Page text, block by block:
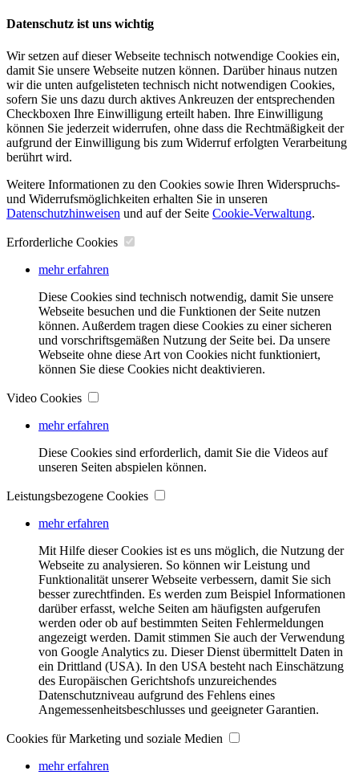
Datenschutz ist uns wichtig
Wir setzen auf dieser Webseite technisch notwendige Cookies ein,
damit Sie unsere Webseite nutzen können. Darüber hinaus nutzen
wir die unten aufgelisteten technisch nicht notwendigen Cookies,
sofern Sie uns dazu durch aktives Ankreuzen der entsprechenden
Checkboxen Ihre Einwilligung erteilt haben. Ihre Einwilligung
können Sie jederzeit widerrufen, ohne dass die Rechtmäßigkeit der
aufgrund der Einwilligung bis zum Widerruf erfolgten Verarbeitung
berührt wird.
Weitere Informationen zu den Cookies sowie Ihren Widerspruchs-
und Widerrufsmöglichkeiten erhalten Sie in unseren
Datenschutzhinweisen und auf der Seite Cookie-Verwaltung​.
Erforderliche Cookies
mehr erfahren
Diese Cookies sind technisch notwendig, damit Sie unsere
Webseite besuchen und die Funktionen der Seite nutzen
können. Außerdem tragen diese Cookies zu einer sicheren
und vorschriftsgemäßen Nutzung der Seite bei. Da unsere
Webseite ohne diese Art von Cookies nicht funktioniert,
können Sie diese Cookies nicht deaktivieren.
Video Cookies
mehr erfahren
Diese Cookies sind erforderlich, damit Sie die Videos auf
unseren Seiten abspielen können.
Leistungsbezogene Cookies
mehr erfahren
Mit Hilfe dieser Cookies ist es uns möglich, die Nutzung der
Webseite zu analysieren. So können wir Leistung und
Funktionalität unserer Webseite verbessern, damit Sie sich
besser zurechtfinden. Es werden zum Beispiel Informationen
darüber erfasst, welche Seiten am häufigsten aufgerufen
werden oder ob auf bestimmten Seiten Fehlermeldungen
angezeigt werden. Damit stimmen Sie auch der Verwendung
von Google Analytics zu. Dieser Dienst übermittelt Daten in
ein Drittland (USA). In den USA besteht nach Einschätzung
des Europäischen Gerichtshofs unzureichendes
Datenschutzniveau aufgrund des Fehlens eines
Angemessenheitsbeschlusses und geeigneter Garantien.
Cookies für Marketing und soziale Medien
mehr erfahren